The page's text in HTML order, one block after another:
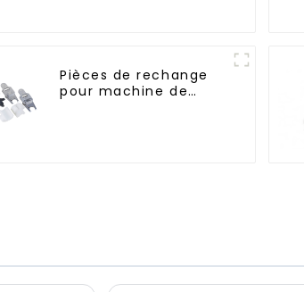
Pièces de rechange
pour machine de